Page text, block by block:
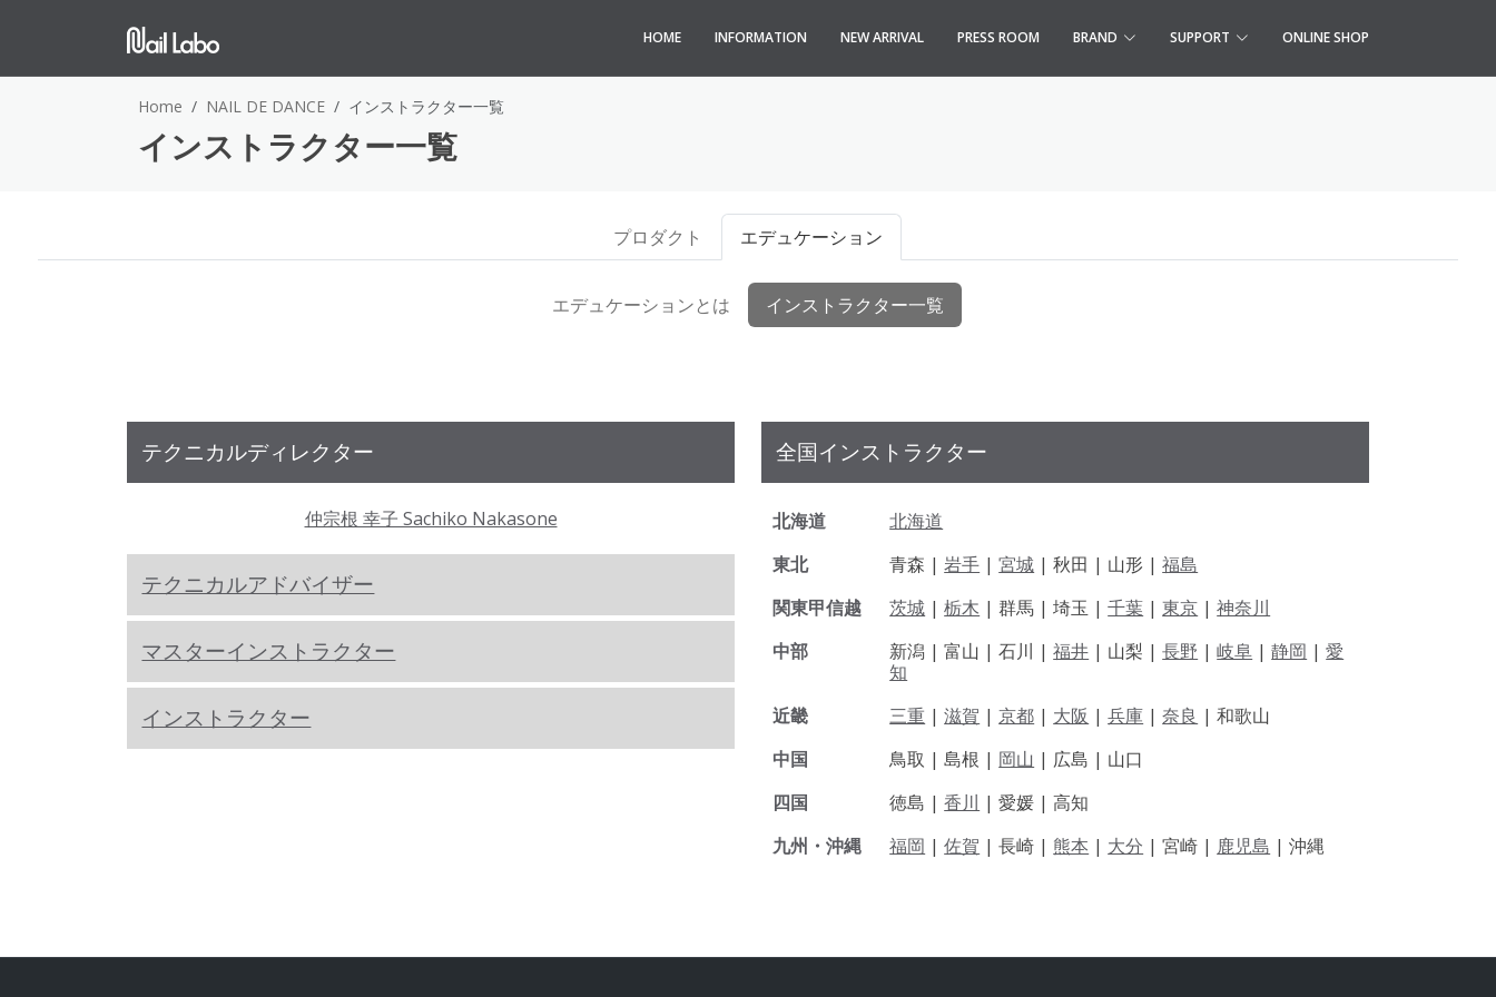
HOME INFORMATION NEW ARRIVAL PRESS ROOM BRAND SUPPORT ONLINE SHOP
Home NAIL DE DANCE インストラクター一覧
インストラクター一覧
プロダクト エデュケーション
エデュケーションとは インストラクター一覧
テクニカルディレクター
仲宗根 幸子 Sachiko Nakasone
テクニカルアドバイザー
マスターインストラクター
インストラクター
全国インストラクター
北海道
北海道
東北
青森 |岩手 |宮城 | 秋田 | 山形 |福島
関東甲信越
茨城 |栃木 | 群馬 | 埼玉 |千葉 |東京 |神奈川
中部
新潟 |富山 |石川 |福井 | 山梨 |長野 |岐阜 |静岡 |愛
知
近畿
三重 |滋賀 |京都 | 大阪 |兵庫 |奈良 |和歌山
中国
鳥取 |島根 | 岡山 | 広島 | 山口
四国
徳島 |香川 |愛媛 |高知
九州・沖縄
福岡 |佐賀 |長崎 | 熊本 | 大分 |宮崎 | 鹿児島 |沖縄